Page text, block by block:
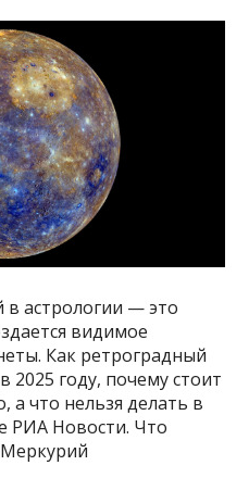
астрологии — это
видимое
Как ретроградный
2025 году, почему стоит
а что нельзя делать в
РИА Новости. Что